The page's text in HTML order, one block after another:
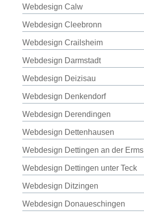
Webdesign Calw
Webdesign Cleebronn
Webdesign Crailsheim
Webdesign Darmstadt
Webdesign Deizisau
Webdesign Denkendorf
Webdesign Derendingen
Webdesign Dettenhausen
Webdesign Dettingen an der Erms
Webdesign Dettingen unter Teck
Webdesign Ditzingen
Webdesign Donaueschingen